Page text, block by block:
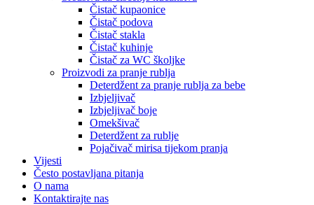
Čistač kupaonice
Čistač podova
Čistač stakla
Čistač kuhinje
Čistač za WC školjke
Proizvodi za pranje rublja
Deterdžent za pranje rublja za bebe
Izbjeljivač
Izbjeljivač boje
Omekšivač
Deterdžent za rublje
Pojačivač mirisa tijekom pranja
Vijesti
Često postavljana pitanja
O nama
Kontaktirajte nas